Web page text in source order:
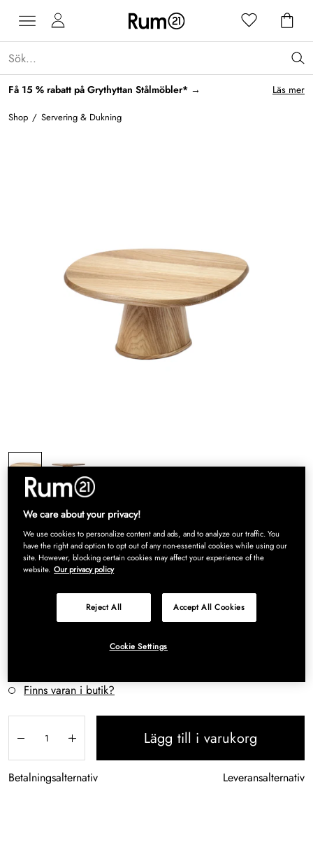
Få 15 % rabatt på Grythyttan Stålmöbler* → Läs mer
Shop / Servering & Dukning
03 Dune Tårtfat, Natur
1 553 kr
03 Dune tårtfat från Serax med en originell, lekfull design i trä
Finns varan i butik?
Lägg till i varukorg
Tillagd i varukorg
Betalningsalternativ Leveransalternativ
We care about your privacy!
We use cookies to personalize content and ads, and to analyze our traffic. You
have the right and option to opt out of any non-essential cookies while using our
site. However, blocking certain cookies may affect your experience of the
website. Our privacy policy
Reject All Accept All Cookies
Cookie Settings